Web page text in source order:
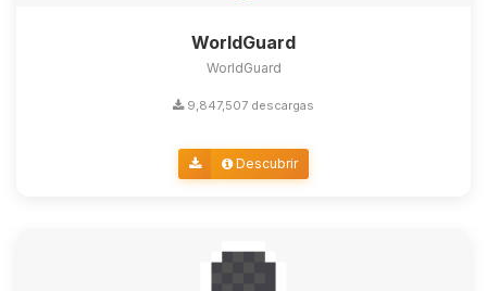
WorldGuard
WorldGuard
9,847,507 descargas
Descubrir